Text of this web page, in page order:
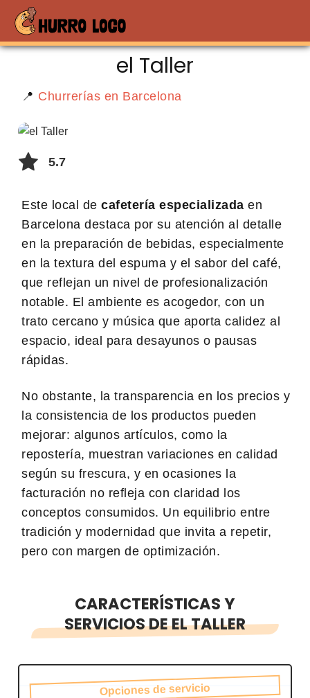
el Taller
📍 Churrerías en Barcelona
5.7
Este local de cafetería especializada en
Barcelona destaca por su atención al detalle
en la preparación de bebidas, especialmente
en la textura del espuma y el sabor del café,
que reflejan un nivel de profesionalización
notable. El ambiente es acogedor, con un
trato cercano y música que aporta calidez al
espacio, ideal para desayunos o pausas
rápidas.
No obstante, la transparencia en los precios y
la consistencia de los productos pueden
mejorar: algunos artículos, como la
repostería, muestran variaciones en calidad
según su frescura, y en ocasiones la
facturación no refleja con claridad los
conceptos consumidos. Un equilibrio entre
tradición y modernidad que invita a repetir,
pero con margen de optimización.
CARACTERÍSTICAS Y
SERVICIOS DE EL TALLER
Opciones de servicio